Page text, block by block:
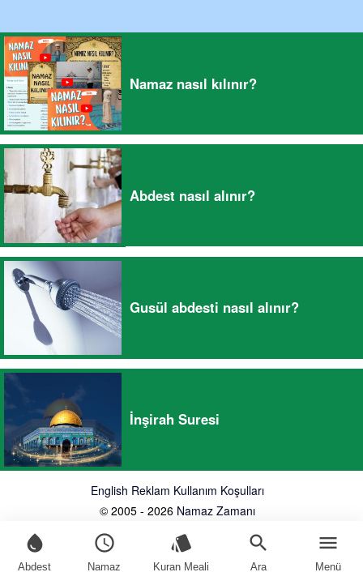
water_drop
Abdest
schedule
Namaz
style
Kuran Meali
search
Ara
menu
Menü
Namaz nasıl kılınır?
Abdest nasıl alınır?
Gusül abdesti nasıl alınır?
İnşirah Suresi
English Reklam Kullanım Koşulları
© 2005 - 2026 Namaz Zamanı